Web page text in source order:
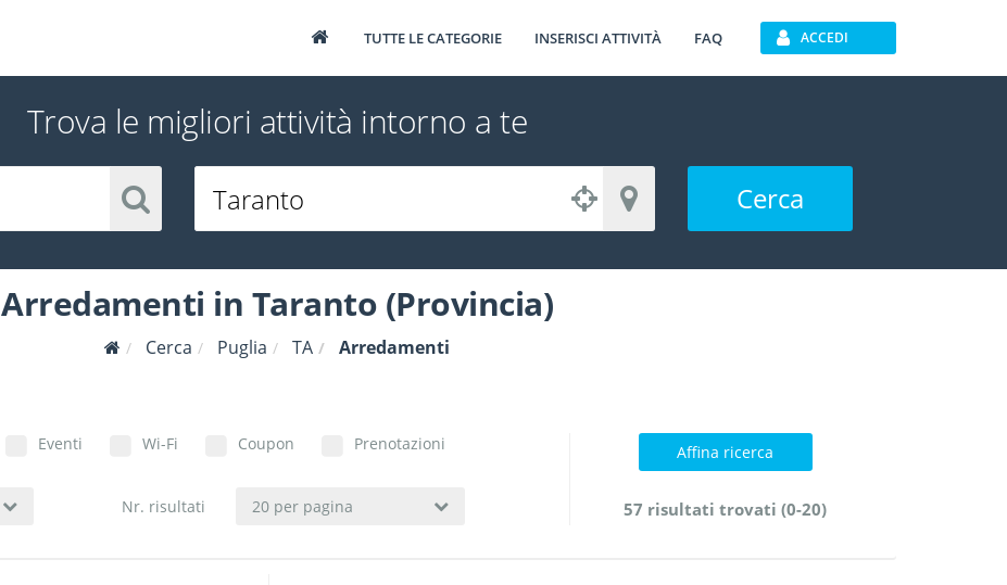
TUTTE LE CATEGORIE INSERISCI ATTIVITÀ FAQ ACCEDI
Trova le migliori attività intorno a te
Cerca
Arredamenti in Taranto (Provincia)
Cerca Puglia TA Arredamenti
Eventi Wi-Fi Coupon Prenotazioni
Nr. risultati 20 per pagina
Affina ricerca
57 risultati trovati (0-20)